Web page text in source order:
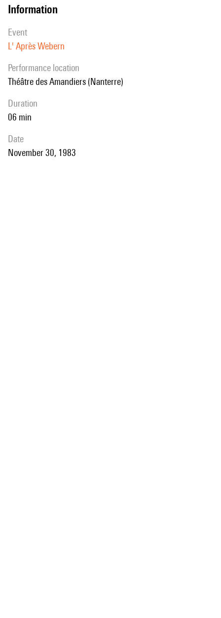
information
event
L' Après Webern
performance location
Théâtre des Amandiers (Nanterre)
duration
06 min
date
November 30, 1983